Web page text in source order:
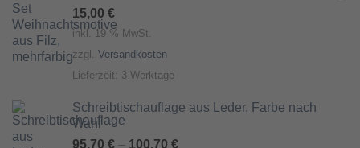
15,00 €
inkl. 19 % MwSt.
zzgl. Versandkosten
Lieferzeit: 3 Werktage
Schreibtischauflage aus Leder, Farbe nach
Wahl
95,70 € – 100,70 €